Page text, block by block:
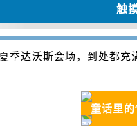
触
季达沃斯会场，到处都充
童话里